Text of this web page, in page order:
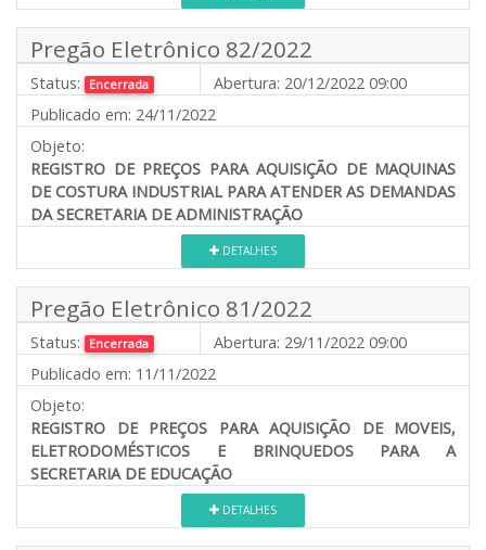
Pregão Eletrônico 82/2022
Status: Encerrada Abertura: 20/12/2022 09:00
Publicado em: 24/11/2022
Objeto:
REGISTRO DE PREÇOS PARA AQUISIÇÃO DE MAQUINAS
DE COSTURA INDUSTRIAL PARA ATENDER AS DEMANDAS
DA SECRETARIA DE ADMINISTRAÇÃO
DETALHES
Pregão Eletrônico 81/2022
Status: Encerrada Abertura: 29/11/2022 09:00
Publicado em: 11/11/2022
Objeto:
REGISTRO DE PREÇOS PARA AQUISIÇÃO DE MOVEIS,
ELETRODOMÉSTICOS E BRINQUEDOS PARA A
SECRETARIA DE EDUCAÇÃO
DETALHES